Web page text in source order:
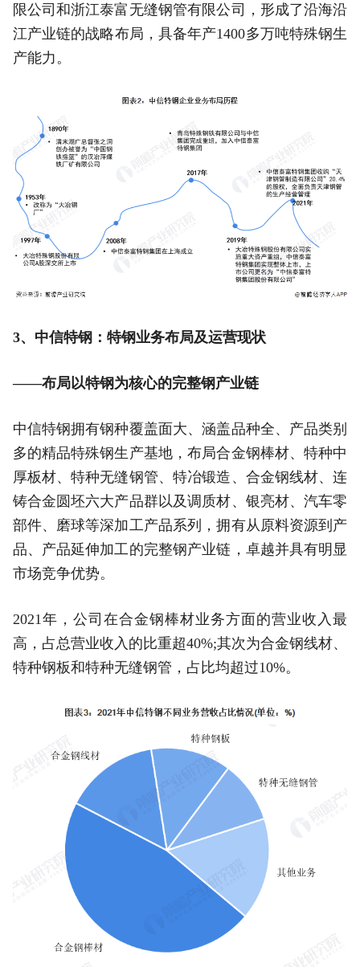
限公司和浙江泰富无缝钢管有限公司，形成了沿海沿
江产业链的战略布局，具备年产1400多万吨特殊钢生
产能力。
3、中信特钢：特钢业务布局及运营现状
——布局以特钢为核心的完整钢产业链
中信特钢拥有钢种覆盖面大、涵盖品种全、产品类别
多的精品特殊钢生产基地，布局合金钢棒材、特种中
厚板材、特种无缝钢管、特冶锻造、合金钢线材、连
铸合金圆坯六大产品群以及调质材、银亮材、汽车零
部件、磨球等深加工产品系列，拥有从原料资源到产
品、产品延伸加工的完整钢产业链，卓越并具有明显
市场竞争优势。
2021年，公司在合金钢棒材业务方面的营业收入最
高，占总营业收入的比重超40%;其次为合金钢线材、
特种钢板和特种无缝钢管，占比均超过10%。